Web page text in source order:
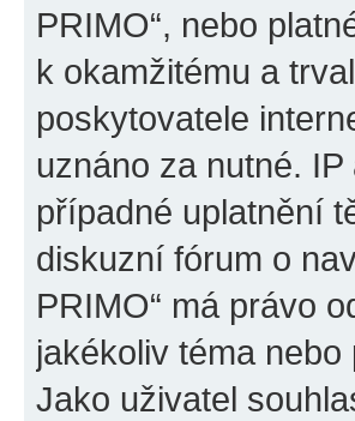
PRIMO“, nebo
k okamžitému a
poskytovatele
uznáno za nutné.
případné uplatnění
diskuzní fórum o
PRIMO“ má právo
jakékoliv téma
Jako uživatel